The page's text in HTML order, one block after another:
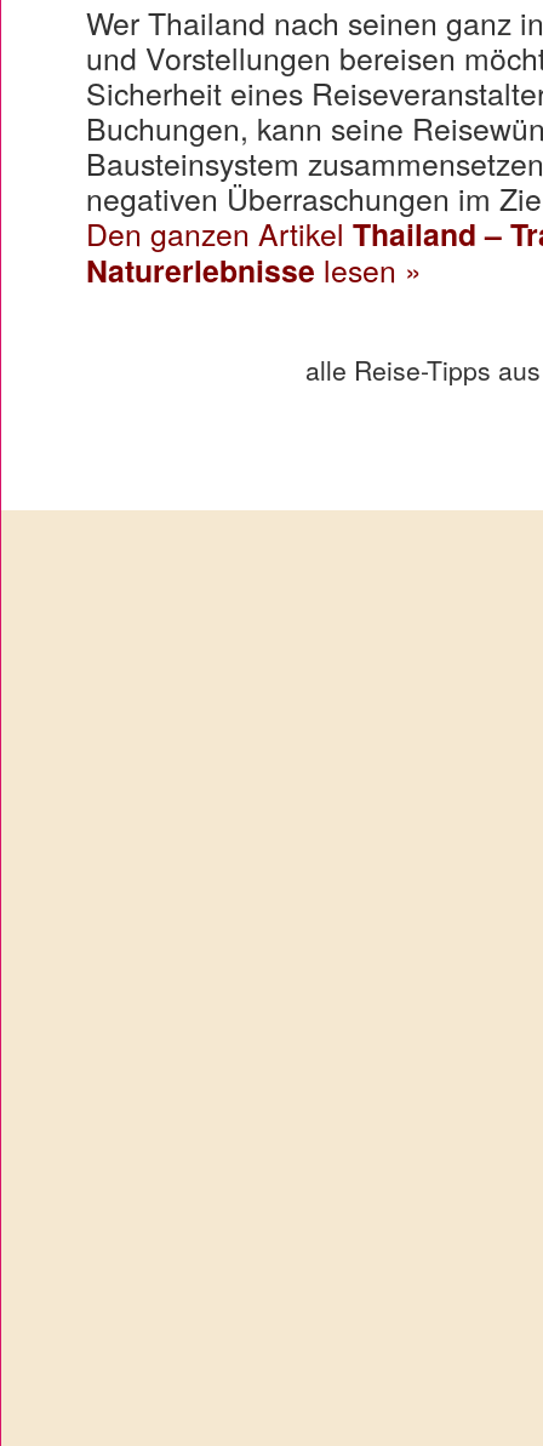
Wer Thailand nach seinen ganz
und Vorstellungen bereisen
Sicherheit eines
Buchungen, kann seine
Bausteinsystem
negativen Überraschungen im
Den ganzen Artikel Thailand –
Naturerlebnisse lesen »
alle Reise-Tipps